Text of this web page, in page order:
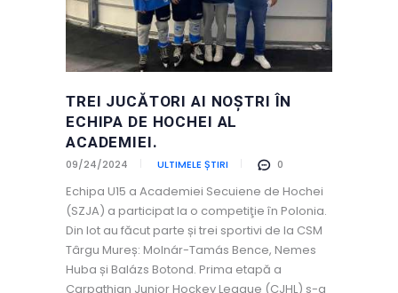
TREI JUCĂTORI AI NOȘTRI ÎN
ECHIPA DE HOCHEI AL
ACADEMIEI.
09/24/2024 ULTIMELE ȘTIRI 0
Echipa U15 a Academiei Secuiene de Hochei
(SZJA) a participat la o competiţie în Polonia.
Din lot au făcut parte și trei sportivi de la CSM
Târgu Mureș: Molnár-Tamás Bence, Nemes
Huba și Balázs Botond. Prima etapă a
Carpathian Junior Hockey League (CJHL) s-a